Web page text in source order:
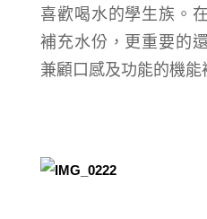
喜歡喝水的學生族。
補充水份，更重要的
兼顧口感及功能的機能